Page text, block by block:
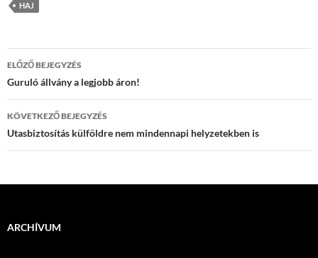
HAJ
Bejegyzés
navigáció
ELŐZŐ BEJEGYZÉS
Guruló állvány a legjobb áron!
KÖVETKEZŐ BEJEGYZÉS
Utasbiztosítás külföldre nem mindennapi helyzetekben is
ARCHÍVUM